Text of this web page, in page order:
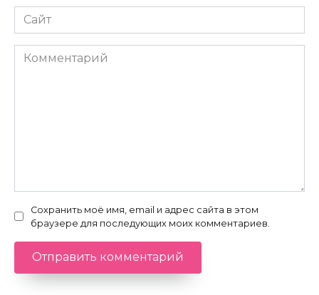
Сайт
Комментарий
Сохранить моё имя, email и адрес сайта в этом
браузере для последующих моих комментариев.